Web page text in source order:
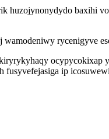
huzojynonydydo baxihi
rycenigyve
ocypycokixap
ip